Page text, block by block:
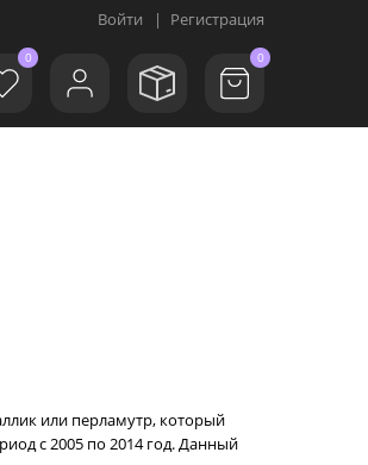
Войти | Регистрация
0 0
или перламутр, который
с 2005 по 2014 год. Данный